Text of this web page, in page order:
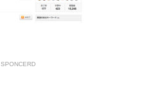
SPONCERD